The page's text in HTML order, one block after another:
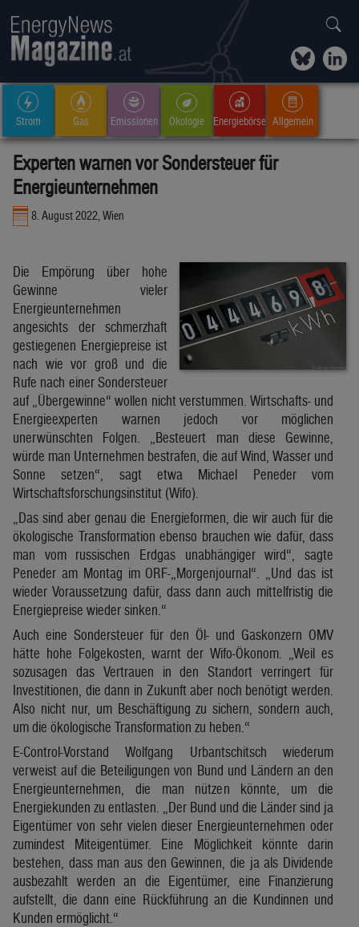
Strom Gas Emissionen Ökologie Energiebörse Allgemein
Experten warnen vor Sondersteuer für
Energieunternehmen
8. August 2022, Wien
Die Empörung über hohe
Gewinne vieler
Energieunternehmen
angesichts der schmerzhaft
gestiegenen Energiepreise ist
nach wie vor groß und die
Rufe nach einer Sondersteuer
auf „Übergewinne“ wollen nicht verstummen. Wirtschafts- und
Energieexperten warnen jedoch vor möglichen
unerwünschten Folgen. „Besteuert man diese Gewinne,
würde man Unternehmen bestrafen, die auf Wind, Wasser und
Sonne setzen“, sagt etwa Michael Peneder vom
Wirtschaftsforschungsinstitut (Wifo).
„Das sind aber genau die Energieformen, die wir auch für die
ökologische Transformation ebenso brauchen wie dafür, dass
man vom russischen Erdgas unabhängiger wird“, sagte
Peneder am Montag im ORF-„Morgenjournal“. „Und das ist
wieder Voraussetzung dafür, dass dann auch mittelfristig die
Energiepreise wieder sinken.“
Auch eine Sondersteuer für den Öl- und Gaskonzern OMV
hätte hohe Folgekosten, warnt der Wifo-Ökonom. „Weil es
sozusagen das Vertrauen in den Standort verringert für
Investitionen, die dann in Zukunft aber noch benötigt werden.
Also nicht nur, um Beschäftigung zu sichern, sondern auch,
um die ökologische Transformation zu heben.“
E-Control-Vorstand Wolfgang Urbantschitsch wiederum
verweist auf die Beteiligungen von Bund und Ländern an den
Energieunternehmen, die man nützen könnte, um die
Energiekunden zu entlasten. „Der Bund und die Länder sind ja
Eigentümer von sehr vielen dieser Energieunternehmen oder
zumindest Miteigentümer. Eine Möglichkeit könnte darin
bestehen, dass man aus den Gewinnen, die ja als Dividende
ausbezahlt werden an die Eigentümer, eine Finanzierung
aufstellt, die dann eine Rückführung an die Kundinnen und
Kunden ermöglicht.“